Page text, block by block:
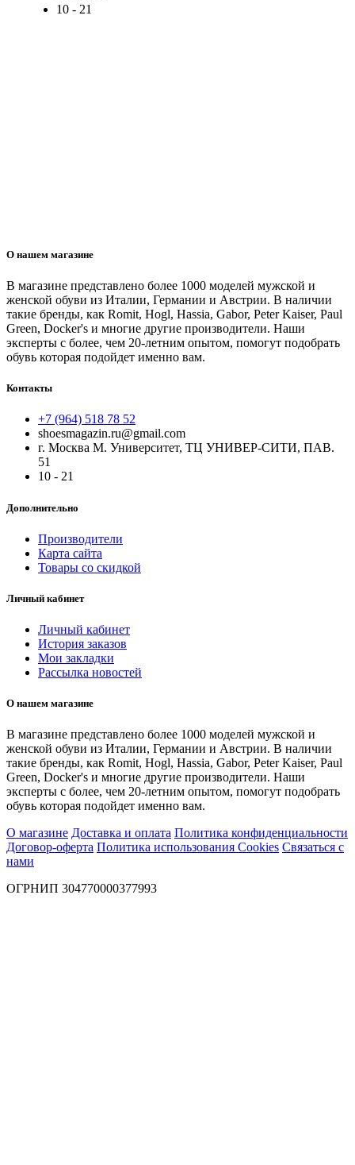
10 - 21
О нашем магазине
В магазине представлено более 1000 моделей мужской и
женской обуви из Италии, Германии и Австрии. В наличии
такие бренды, как Romit, Hogl, Hassia, Gabor, Peter Kaiser, Paul
Green, Docker's и многие другие производители. Наши
эксперты с более, чем 20-летним опытом, помогут подобрать
обувь которая подойдет именно вам.
Контакты
+7 (964) 518 78 52
shoesmagazin.ru@gmail.com
г. Москва М. Университет, ТЦ УНИВЕР-СИТИ, ПАВ.
51
10 - 21
Дополнительно
Производители
Карта сайта
Товары со скидкой
Личный кабинет
Личный кабинет
История заказов
Мои закладки
Рассылка новостей
О нашем магазине
В магазине представлено более 1000 моделей мужской и
женской обуви из Италии, Германии и Австрии. В наличии
такие бренды, как Romit, Hogl, Hassia, Gabor, Peter Kaiser, Paul
Green, Docker's и многие другие производители. Наши
эксперты с более, чем 20-летним опытом, помогут подобрать
обувь которая подойдет именно вам.
О магазине Доставка и оплата Политика конфиденциальности
Договор-оферта Политика использования Cookies Связаться с
нами
ОГРНИП 304770000377993